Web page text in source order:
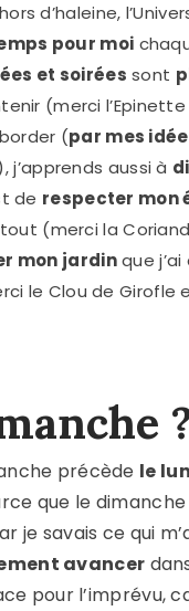
d’haleine,
pour moi
et soirées sont
(merci l’Epinette
(par mes
j’apprends aussi à
de respecter mon
(merci la
mon jardinque j’ai
le Clou de Girofle
précède le
que le
je savais ce qui
avancer
pour